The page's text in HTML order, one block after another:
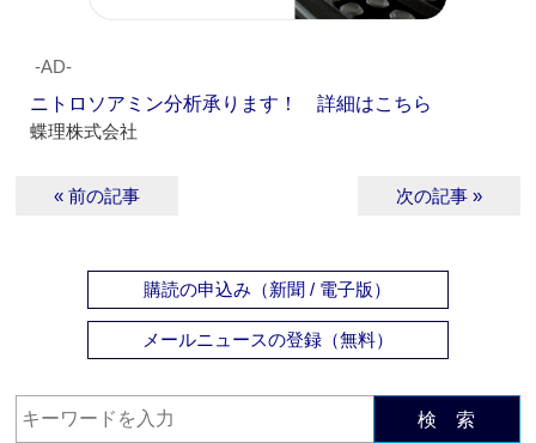
‐AD‐
ニトロソアミン分析承ります！ 詳細はこちら
蝶理株式会社
« 前の記事 次の記事 »
購読の申込み（新聞 / 電子版）
メールニュースの登録（無料）
検 索